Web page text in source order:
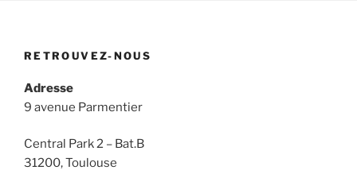
RETROUVEZ-NOUS
Adresse
9 avenue Parmentier
Central Park 2 – Bat.B
31200, Toulouse